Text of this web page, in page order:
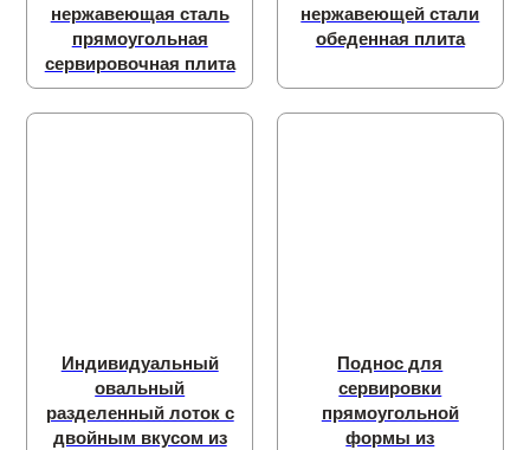
нержавеющая сталь
прямоугольная
сервировочная плита
нержавеющей стали
обеденная плита
Индивидуальный
овальный
разделенный лоток с
двойным вкусом из
Поднос для
сервировки
прямоугольной
формы из